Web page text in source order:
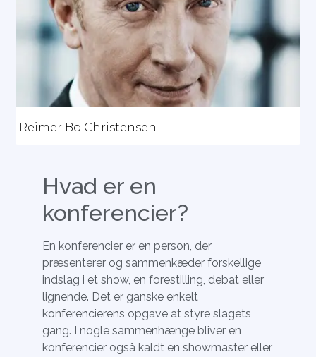
Reimer Bo Christensen
Hvad er en
konferencier?
En konferencier er en person, der
præsenterer og sammenkæder forskellige
indslag i et show, en forestilling, debat eller
lignende. Det er ganske enkelt
konferencierens opgave at styre slagets
gang. I nogle sammenhænge bliver en
konferencier også kaldt en showmaster eller